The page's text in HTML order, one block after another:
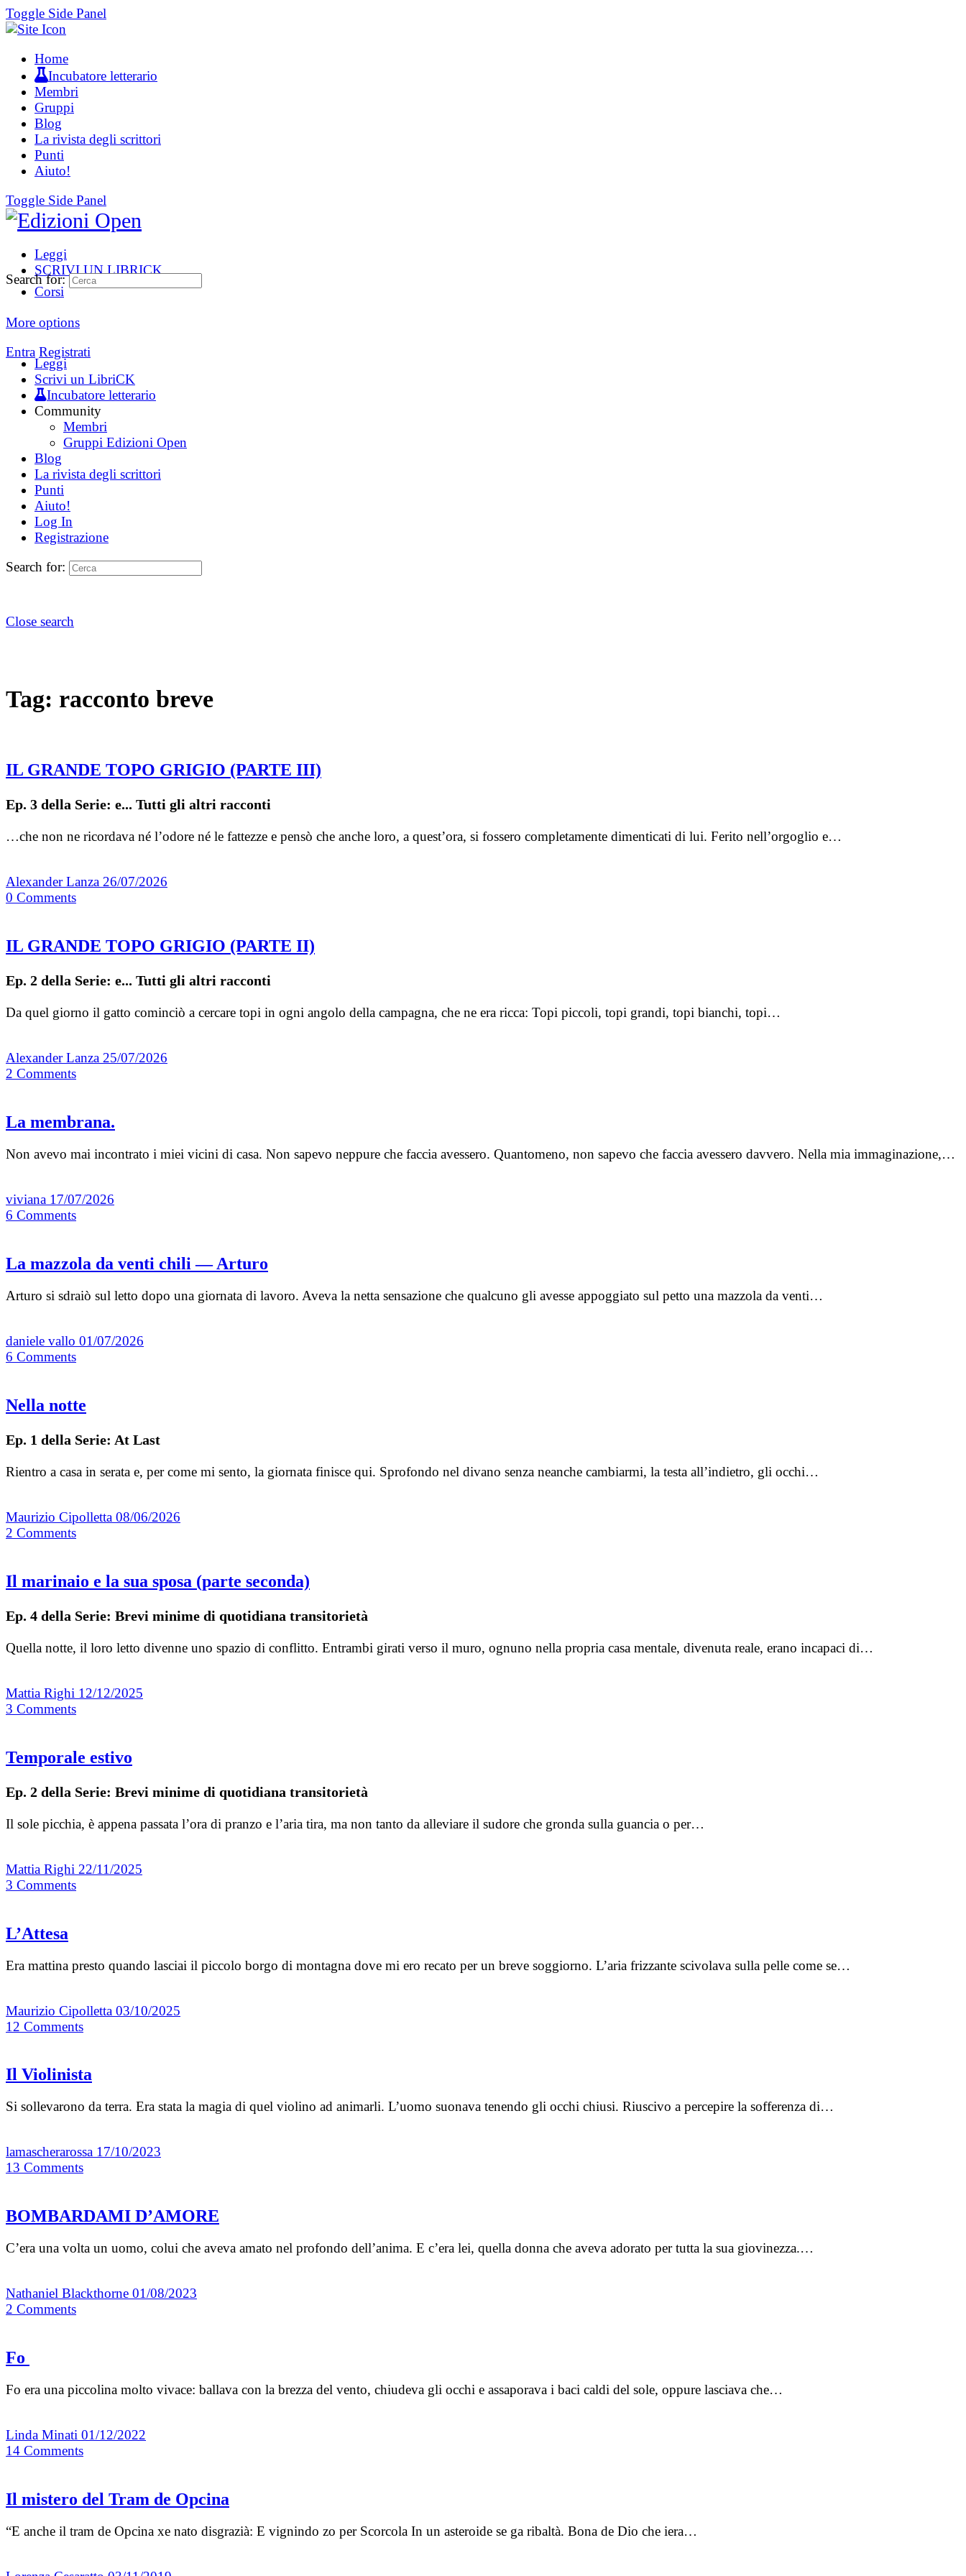
Toggle Side Panel
Home
Incubatore letterario
Membri
Gruppi
Blog
La rivista degli scrittori
Punti
Aiuto!
Toggle Side Panel
Leggi
SCRIVI UN LIBRICK
Corsi
More options
Entra Registrati
Search for:
Leggi
Scrivi un LibriCK
Incubatore letterario
Community
Membri
Gruppi Edizioni Open
Blog
La rivista degli scrittori
Punti
Aiuto!
Log In
Registrazione
Search for:
Close search
Tag: racconto breve
IL GRANDE TOPO GRIGIO (PARTE III)
Ep. 3 della Serie: e... Tutti gli altri racconti
…che non ne ricordava né l’odore né le fattezze e pensò che anche loro, a quest’ora, si fossero completamente dimenticati di lui. Ferito nell’orgoglio e…
Alexander Lanza 26/07/2026
0 Comments
IL GRANDE TOPO GRIGIO (PARTE II)
Ep. 2 della Serie: e... Tutti gli altri racconti
Da quel giorno il gatto cominciò a cercare topi in ogni angolo della campagna, che ne era ricca: Topi piccoli, topi grandi, topi bianchi, topi…
Alexander Lanza 25/07/2026
2 Comments
La membrana.
Non avevo mai incontrato i miei vicini di casa. Non sapevo neppure che faccia avessero. Quantomeno, non sapevo che faccia avessero davvero. Nella mia immaginazione,…
viviana 17/07/2026
6 Comments
La mazzola da venti chili — Arturo
Arturo si sdraiò sul letto dopo una giornata di lavoro. Aveva la netta sensazione che qualcuno gli avesse appoggiato sul petto una mazzola da venti…
daniele vallo 01/07/2026
6 Comments
Nella notte
Ep. 1 della Serie: At Last
Rientro a casa in serata e, per come mi sento, la giornata finisce qui. Sprofondo nel divano senza neanche cambiarmi, la testa all’indietro, gli occhi…
Maurizio Cipolletta 08/06/2026
2 Comments
Il marinaio e la sua sposa (parte seconda)
Ep. 4 della Serie: Brevi minime di quotidiana transitorietà
Quella notte, il loro letto divenne uno spazio di conflitto. Entrambi girati verso il muro, ognuno nella propria casa mentale, divenuta reale, erano incapaci di…
Mattia Righi 12/12/2025
3 Comments
Temporale estivo
Ep. 2 della Serie: Brevi minime di quotidiana transitorietà
Il sole picchia, è appena passata l’ora di pranzo e l’aria tira, ma non tanto da alleviare il sudore che gronda sulla guancia o per…
Mattia Righi 22/11/2025
3 Comments
L’Attesa
Era mattina presto quando lasciai il piccolo borgo di montagna dove mi ero recato per un breve soggiorno. L’aria frizzante scivolava sulla pelle come se…
Maurizio Cipolletta 03/10/2025
12 Comments
Il Violinista
Si sollevarono da terra. Era stata la magia di quel violino ad animarli. L’uomo suonava tenendo gli occhi chiusi. Riuscivo a percepire la sofferenza di…
lamascherarossa 17/10/2023
13 Comments
BOMBARDAMI D’AMORE
C’era una volta un uomo, colui che aveva amato nel profondo dell’anima. E c’era lei, quella donna che aveva adorato per tutta la sua giovinezza.…
Nathaniel Blackthorne 01/08/2023
2 Comments
Fo
Fo era una piccolina molto vivace: ballava con la brezza del vento, chiudeva gli occhi e assaporava i baci caldi del sole, oppure lasciava che…
Linda Minati 01/12/2022
14 Comments
Il mistero del Tram de Opcina
“E anche il tram de Opcina xe nato disgrazià: E vignindo zo per Scorcola In un asteroide se ga ribaltà. Bona de Dio che iera…